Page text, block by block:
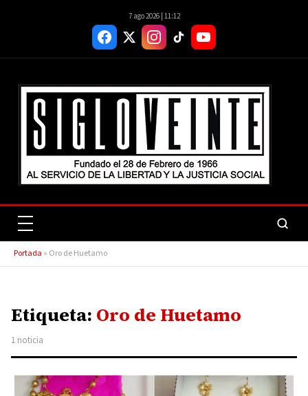
7 ago 2026 | 11:12
Portada » Oro de Huetamo
Etiqueta: Oro de Huetamo
1 noticia